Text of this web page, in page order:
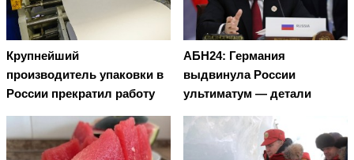
Крупнейший
производитель упаковки в
России прекратил работу
АБН24: Германия
выдвинула России
ультиматум — детали